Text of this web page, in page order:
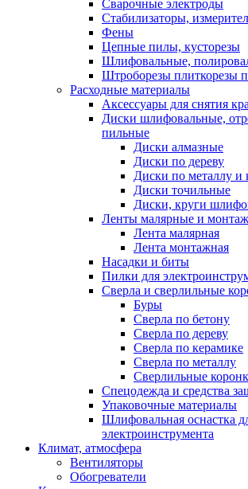
Сварочные электроды
Стабилизаторы,
Фены
Цепные пилы, кусторезы
Шлифовальные,
Штроборезы плиткорезы
Расходные материалы
Аксессуары для снятия
Диски шлифовальные,
пильные
Диски алмазные
Диски по дереву
Диски по металлу
Диски точильные
Диски, круги
Ленты малярные и
Лента малярная
Лента монтажная
Насадки и биты
Пилки для
Сверла и сверлильные
Буры
Сверла по бетону
Сверла по дереву
Сверла по керамике
Сверла по металлу
Сверлильные
Спецодежда и средства
Упаковочные материалы
Шлифовальная оснастка
электроинструмента
Климат, атмосфера
Вентиляторы
Обогреватели